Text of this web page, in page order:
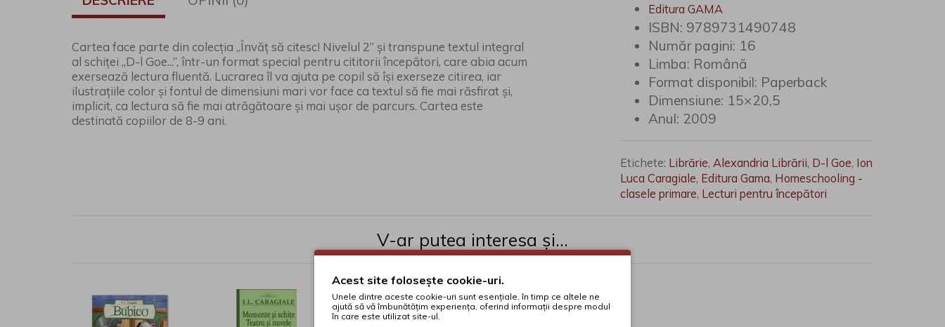
Cartea face parte din colecția „Învăț să citesc! Nivelul 2” și transpune textul integral
al schiței „D-l Goe...”, într-un format special pentru cititorii începători, care abia acum
exersează lectura fluentă. Lucrarea îl va ajuta pe copil să își exerseze citirea, iar
ilustrațiile color și fontul de dimensiuni mari vor face ca textul să fie mai răsfirat și,
implicit, ca lectura să fie mai atrăgătoare și mai ușor de parcurs. Cartea este
destinată copiilor de 8-9 ani.
Editura GAMA
ISBN: 9789731490748
Număr pagini: 16
Limba: Română
Format disponibil: Paperback
Dimensiune: 15×20,5
Anul: 2009
Etichete: Librărie, Alexandria Librării, D-l Goe, Ion
Luca Caragiale, Editura Gama, Homeschooling -
clasele primare, Lecturi pentru începători
V-ar putea interesa și...
Acest site folosește cookie-uri.
Unele dintre aceste cookie-uri sunt esențiale, în timp ce altele ne
ajută să vă îmbunătățim experiența, oferind informații despre modul
în care este utilizat site-ul.